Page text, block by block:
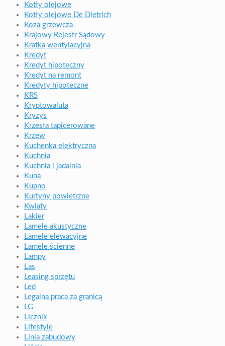
Kotły olejowe
Kotły olejowe De Dietrich
Koza grzewcza
Krajowy Rejestr Sądowy
Kratka wentylacyjna
Kredyt
Kredyt hipoteczny
Kredyt na remont
Kredyty hipoteczne
KRS
Kryptowaluta
Kryzys
Krzesła tapicerowane
Krzew
Kuchenka elektryczna
Kuchnia
Kuchnia i jadalnia
Kuna
Kupno
Kurtyny powietrzne
Kwiaty
Lakier
Lamele akustyczne
Lamele elewacyjne
Lamele ścienne
Lampy
Las
Leasing sprzętu
Led
Legalna praca za granicą
LG
Licznik
Lifestyle
Linia zabudowy